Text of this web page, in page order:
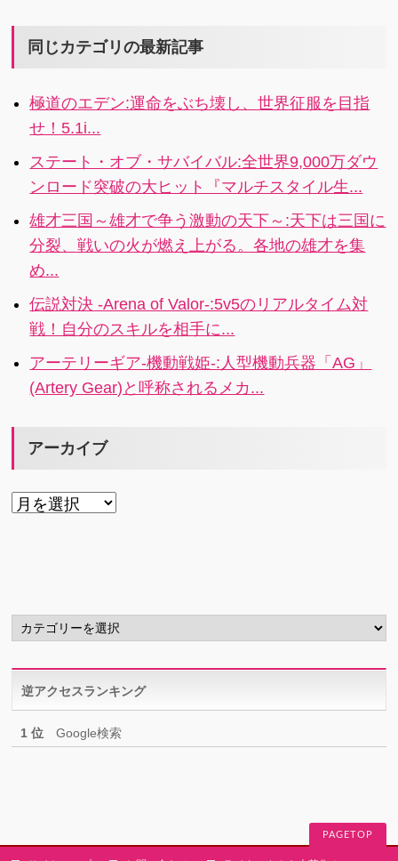
わせて、あな
を楽しむこと
も…！？フル
ボイスでつむ
がれる、笑っ
て泣ける青春
群像劇ストー
リー！4.4i
日本上陸！！
同じカテゴリの最新記事
極道のエデン:運命をぶち壊し、世界征服を目指
せ！5.1i...
ステート・オブ・サバイバル:全世界9,000万ダウ
ンロード突破の大ヒット『マルチスタイル生...
雄才三国～雄才で争う激動の天下～:天下は三国に
分裂、戦いの火が燃え上がる。各地の雄才を集
め...
伝説対決 -Arena of Valor-:5v5のリアルタイム対
戦！自分のスキルを相手に...
アーテリーギア-機動戦姫-:人型機動兵器「AG」
(Artery Gear)と呼称されるメカ...
アーカイブ
ア
カ
テ
リ
ー逆アクセスランキング
1 位 Google検索
PAGETOP